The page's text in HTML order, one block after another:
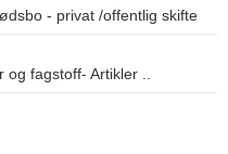
- privat /offentlig skifte
og fagstoff- Artikler ..